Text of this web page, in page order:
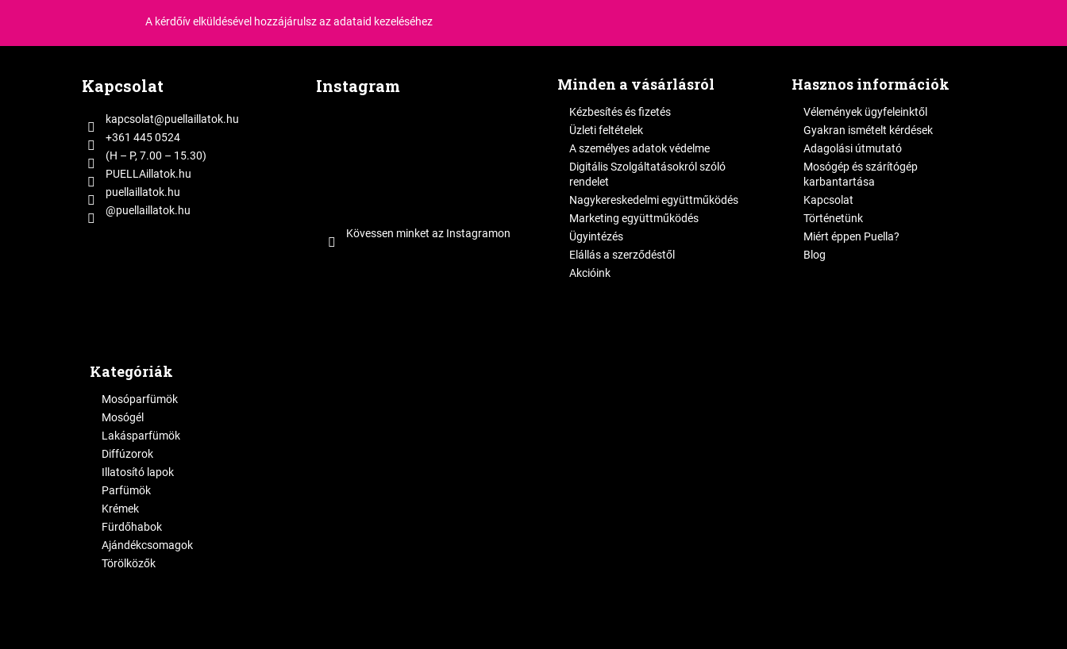
A kérdőív elküldésével hozzájárulszaz adataid kezeléséhez
Kapcsolat
kapcsolat@puellaillatok.hu
+361 445 0524
(H – P, 7.00 – 15.30)
PUELLAillatok.hu
puellaillatok.hu
@puellaillatok.hu
Instagram
Kövessen minket az Instagramon
Minden a vásárlásról
Kézbesítés és fizetés
Üzleti feltételek
A személyes adatok védelme
Digitális Szolgáltatásokról szóló
rendelet
Nagykereskedelmi együttműködés
Marketing együttműködés
Ügyintézés
Elállás a szerződéstől
Akcióink
Hasznos információk
Vélemények ügyfeleinktől
Gyakran ismételt kérdések
Adagolási útmutató
Mosógép és szárítógép
karbantartása
Kapcsolat
Történetünk
Miért éppen Puella?
Blog
Kategóriák
Mosóparfümök
Mosógél
Lakásparfümök
Diffúzorok
Illatosító lapok
Parfümök
Krémek
Fürdőhabok
Ajándékcsomagok
Törölközők